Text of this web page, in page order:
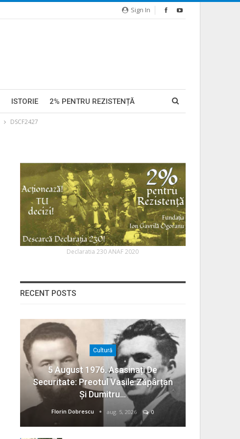
Sign In
ISTORIE 2% PENTRU REZISTENȚĂ
DSCF2427
Declaratia 230 ANAF 2020
RECENT POSTS
Cultură
5 August 1976. Asasinați De
Securitate: Preotul Vasile Zăpârțan
Și Dumitru…
Florin Dobrescu aug. 5, 2026 0